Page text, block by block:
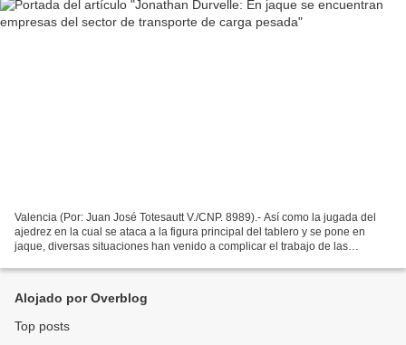
Valencia (Por: Juan José Totesautt V./CNP. 8989).- Así como la jugada del
ajedrez en la cual se ataca a la figura principal del tablero y se pone en
jaque, diversas situaciones han venido a complicar el trabajo de las
Alojado por Overblog
Top posts